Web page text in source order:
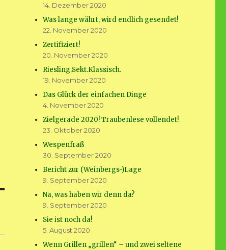
14. Dezember 2020
Was lange währt, wird endlich gesendet!
22. November 2020
Zertifiziert!
20. November 2020
Riesling.Sekt.Klassisch.
19. November 2020
Das Glück der einfachen Dinge
4. November 2020
Zielgerade 2020! Traubenlese vollendet!
23. Oktober 2020
Wespenfraß
30. September 2020
Bericht zur (Weinbergs-)Lage
9. September 2020
Na, was haben wir denn da?
9. September 2020
Sie ist noch da!
5. August 2020
Wenn Grillen „grillen“ – und zwei seltene